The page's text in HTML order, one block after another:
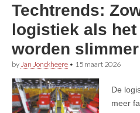
Techtrends:
logistiek als
worden slimmer
by Jan Jonckheere • 15 maart 2026
De
meer